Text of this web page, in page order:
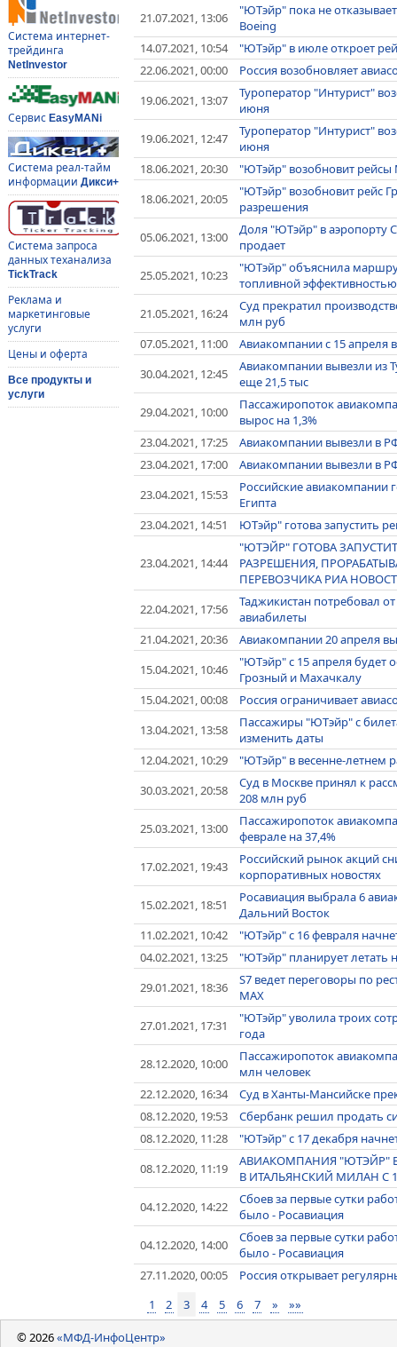
Система интернет-
трейдинга
NetInvestor
Сервис EasyMANi
Система реал-тайм
информации Дикси+
Система запроса
данных теханализа
TickTrack
Реклама и
маркетинговые
услуги
Цены и оферта
Все продукты и
услуги
21.07.2021, 13:06
"ЮТэйр" пока не
Boeing
14.07.2021, 10:54
"ЮТэйр" в июле откроет
22.06.2021, 00:00
Россия возобновляет
19.06.2021, 13:07
Туроператор "Интурист"
июня
19.06.2021, 12:47
Туроператор "Интурист"
июня
18.06.2021, 20:30
"ЮТэйр" возобновит рейсы
18.06.2021, 20:05
"ЮТэйр" возобновит рейс
разрешения
05.06.2021, 13:00
Доля "ЮТэйр" в аэропорту
продает
25.05.2021, 10:23
"ЮТэйр" объяснила
топливной эффективностью
21.05.2021, 16:24
Суд прекратил
млн руб
07.05.2021, 11:00
Авиакомпании с 15 апреля
30.04.2021, 12:45
Авиакомпании вывезли из
еще 21,5 тыс
29.04.2021, 10:00
Пассажиропоток
вырос на 1,3%
23.04.2021, 17:25
Авиакомпании вывезли в
23.04.2021, 17:00
Авиакомпании вывезли в
23.04.2021, 15:53
Российские авиакомпании
Египта
23.04.2021, 14:51
ЮТэйр" готова запустить
23.04.2021, 14:44
"ЮТЭЙР" ГОТОВА
РАЗРЕШЕНИЯ,
ПЕРЕВОЗЧИКА РИА
22.04.2021, 17:56
Таджикистан потребовал
авиабилеты
21.04.2021, 20:36
Авиакомпании 20 апреля
15.04.2021, 10:46
"ЮТэйр" с 15 апреля будет
Грозный и Махачкалу
15.04.2021, 00:08
Россия ограничивает
13.04.2021, 13:58
Пассажиры "ЮТэйр" с
изменить даты
12.04.2021, 10:29
"ЮТэйр" в весенне-летнем
30.03.2021, 20:58
Суд в Москве принял к
208 млн руб
25.03.2021, 13:00
Пассажиропоток
феврале на 37,4%
17.02.2021, 19:43
Российский рынок акций
корпоративных новостях
15.02.2021, 18:51
Росавиация выбрала 6
Дальний Восток
11.02.2021, 10:42
"ЮТэйр" с 16 февраля
04.02.2021, 13:25
"ЮТэйр" планирует летать
29.01.2021, 18:36
S7 ведет переговоры по
MAX
27.01.2021, 17:31
"ЮТэйр" уволила троих
года
28.12.2020, 10:00
Пассажиропоток
млн человек
22.12.2020, 16:34
Суд в Ханты-Мансийске
08.12.2020, 19:53
Сбербанк решил продать
08.12.2020, 11:28
"ЮТэйр" с 17 декабря
08.12.2020, 11:19
АВИАКОМПАНИЯ "ЮТЭЙР"
В ИТАЛЬЯНСКИЙ МИЛАН С
04.12.2020, 14:22
Сбоев за первые сутки
было - Росавиация
04.12.2020, 14:00
Сбоев за первые сутки
было - Росавиация
27.11.2020, 00:05
Россия открывает
1
2 3 4 5 6 7 » »»
© 2026«МФД-ИнфоЦентр»